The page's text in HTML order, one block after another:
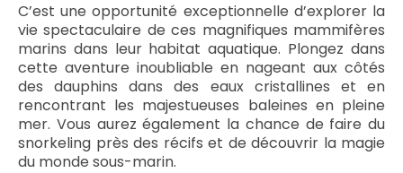
C’est une opportunité exceptionnelle d’explorer la
vie spectaculaire de ces magnifiques mammifères
marins dans leur habitat aquatique. Plongez dans
cette aventure inoubliable en nageant aux côtés
des dauphins dans des eaux cristallines et en
rencontrant les majestueuses baleines en pleine
mer. Vous aurez également la chance de faire du
snorkeling près des récifs et de découvrir la magie
du monde sous-marin.